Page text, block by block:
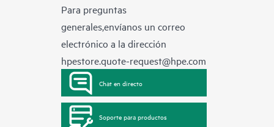
Para preguntas
generales,envíanos un correo
electrónico a la dirección
hpestore.quote-request@hpe.com
Chat en directo
Soporte para productos